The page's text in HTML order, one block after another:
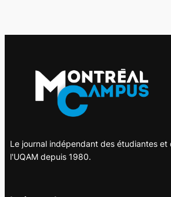
Le journal indépendant des étudiantes
l'UQAM depuis 1980.